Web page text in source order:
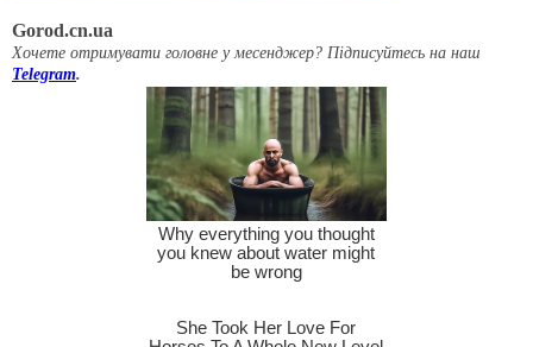
Gorod.cn.ua
Хочете отримувати головне у месенджер? Підписуйтесь на наш
Telegram.